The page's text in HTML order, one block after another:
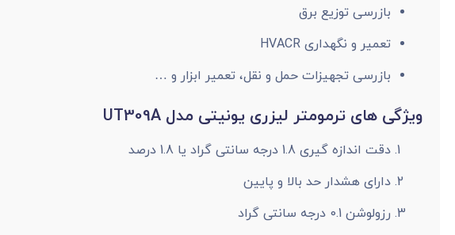
بازرسی توزیع برق
تعمیر و نگهداری HVACR
بازرسی تجهیزات حمل و نقل، تعمیر ابزار و …
ویژگی های ترمومتر لیزری یونیتی مدل UT309A
دقت اندازه گیری 1.8 درجه سانتی گراد یا 1.8 درصد
دارای هشدار حد بالا و پایین
رزولوشن 0.1 درجه سانتی گراد